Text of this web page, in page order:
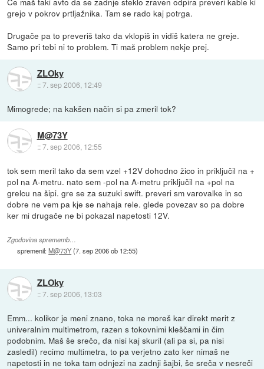
grejo v pokrov prtljažnika. Tam se rado kaj potrga.
Drugače pa to preveriš tako da vklopiš in vidiš katera ne greje.
Samo pri tebi ni to problem. Ti maš problem nekje prej.
ZLOky
::7. sep 2006, 12:49
Mimogrede; na kakšen način si pa zmeril tok?
M@73Y
::7. sep 2006, 12:55
tok sem meril tako da sem vzel +12V dohodno žico in priključil na +
pol na A-metru. nato sem -pol na A-metru priključil na +pol na
grelcu na šipi. gre se za suzuki swift. preveri sm varovalke in so
dobre ne vem pa kje se nahaja rele. glede povezav so pa dobre
ker mi drugače ne bi pokazal napetosti 12V.
Zgodovina sprememb…
spremenil:M@73Y(7. sep 2006 ob 12:55)
ZLOky
::7. sep 2006, 13:03
Emm... kolikor je meni znano, toka ne moreš kar direkt merit z
univeralnim multimetrom, razen s tokovnimi kleščami in čim
podobnim. Maš še srečo, da nisi kaj skuril (ali pa si, pa nisi
zasledil) recimo multimetra, to pa verjetno zato ker nimaš ne
napetosti in ne toka tam odnjezi na zadnji šajbi, še sreča v nesreči